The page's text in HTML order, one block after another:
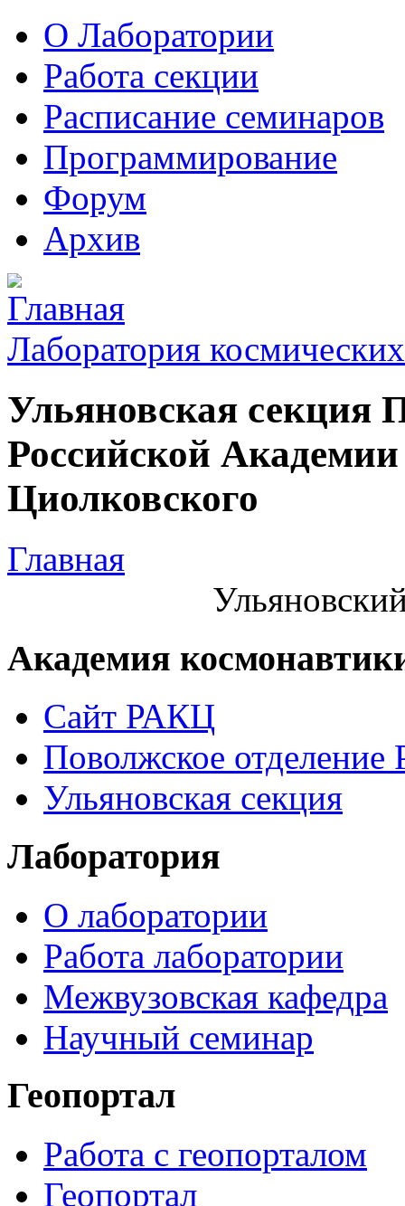
О Лаборатории
Работа секции
Расписание семинаров
Программирование
Форум
Архив
Лаборатория
Ульяновская секция
Российской
Циолковского
Главная
Академия
Сайт РАКЦ
Поволжское
Ульяновская секция
Лаборатория
О лаборатории
Работа лаборатории
Межвузовская кафедра
Научный семинар
Геопортал
Работа с геопорталом
Геопортал